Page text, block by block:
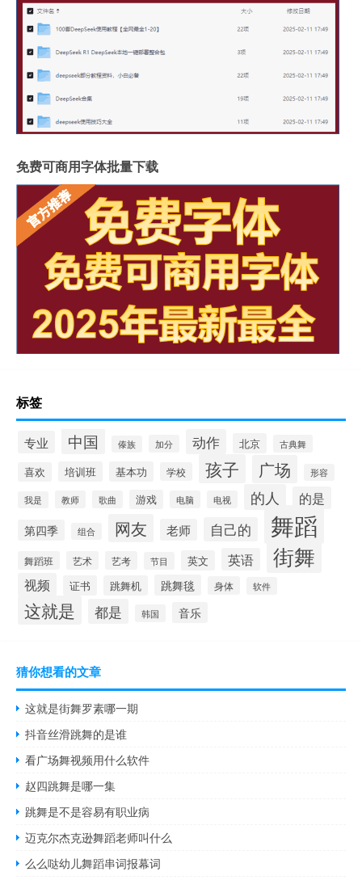
免费可商用字体批量下载
标签
专业 中国 傣族 加分 动作 北京 古典舞
喜欢 培训班 基本功 学校 孩子 广场 形容
我是 教师 歌曲 游戏 电脑 电视 的人 的是
第四季 组合 网友 老师 自己的 舞蹈
舞蹈班 艺术 艺考 节目 英文 英语 街舞
视频 证书 跳舞机 跳舞毯 身体 软件
这就是 都是 韩国 音乐
猜你想看的文章
这就是街舞罗素哪一期
抖音丝滑跳舞的是谁
看广场舞视频用什么软件
赵四跳舞是哪一集
跳舞是不是容易有职业病
迈克尔杰克逊舞蹈老师叫什么
么么哒幼儿舞蹈串词报幕词